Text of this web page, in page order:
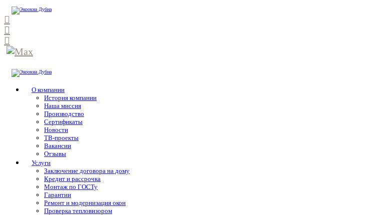
О компании
История компании
Наша миссия
Производство
Сертификаты
Новости
ТВ-проекты
Вакансии
Отзывы
Услуги
Заключение договора на дому
Кредит и рассрочка
Монтаж по ГОСТу
Гарантии
Ремонт и модернизация окон
Проверка тепловизором